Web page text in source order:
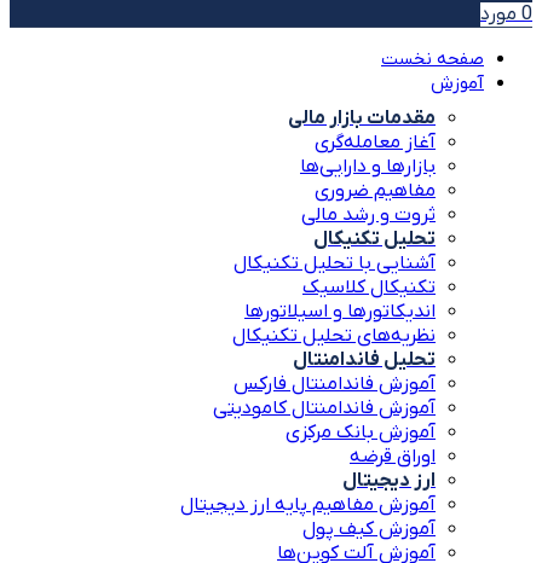
0 مورد
صفحه نخست
آموزش
مقدمات بازار مالی
آغاز معامله‌گری
بازارها و دارایی‌ها
مفاهیم ضروری
ثروت و رشد مالی
تحلیل تکنیکال
آشنایی با تحلیل تکنیکال
تکنیکال کلاسیک
اندیکاتورها و اسیلاتورها
نظریه‌های تحلیل تکنیکال
تحلیل فاندامنتال
آموزش فاندامنتال فارکس
آموزش فاندامنتال کامودیتی
آموزش بانک مرکزی
اوراق قرضه
ارز دیجیتال
آموزش مفاهیم پایه ارز دیجیتال
آموزش کیف پول
آموزش آلت کوین‌ها